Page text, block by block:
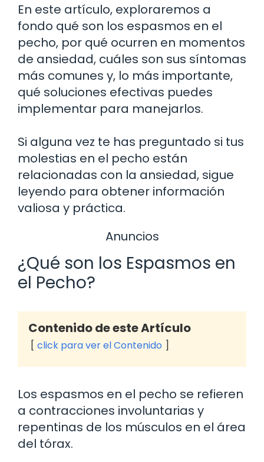
En este artículo, exploraremos a
fondo qué son los espasmos en el
pecho, por qué ocurren en momentos
de ansiedad, cuáles son sus síntomas
más comunes y, lo más importante,
qué soluciones efectivas puedes
implementar para manejarlos.
Si alguna vez te has preguntado si tus
molestias en el pecho están
relacionadas con la ansiedad, sigue
leyendo para obtener información
valiosa y práctica.
Anuncios
¿Qué son los Espasmos en
el Pecho?
Contenido de este Artículo
click para ver el Contenido
Los espasmos en el pecho se refieren
a contracciones involuntarias y
repentinas de los músculos en el área
del tórax.